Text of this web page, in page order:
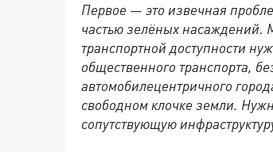
Первое — это извечная
частью зелёных
транспортной доступности
общественного транспорта,
автомобилецентричного
свободном клочке земли.
сопутствующую